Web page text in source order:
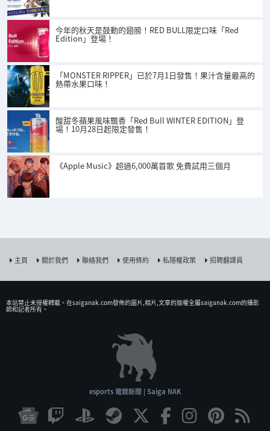
今年的秋天是鼓動的翅膀！RED BULL限定口味「Red
Edition」登場！
「MONSTER RIPPER」已於7月1日發售！果汁含量最高的
熱帶水果口味！
酸甜冬蘋果風味飄香「Red Bull WINTER EDITION」登
場！10月28日起限定發售！
《Apple Music》超過6,000萬首歌 免費試用三個月
主頁 關於我們 聯絡我們 使用條約 私隱權政策 招聘翻譯員
本站禁止未授權𨍭載。在saiganak.com發佈的圖片,相片,文章的版權全屬saiganak.com的攝影
師和記者所有。
esports 電競新聞 | Saiga NAK